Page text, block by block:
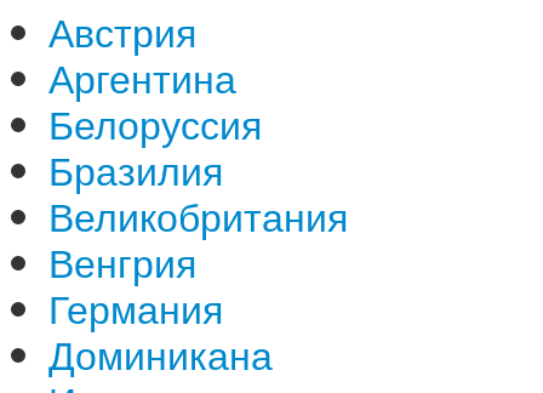
Австрия
Аргентина
Белоруссия
Бразилия
Великобритания
Венгрия
Германия
Доминикана